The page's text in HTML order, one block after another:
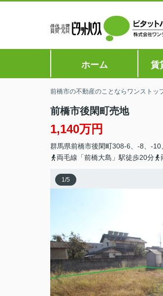
ホーム 賃
前橋市の不動産のことならワンストッ
前橋市後閑町売地
1,140万円
群馬県前橋市後閑町308-6、-8、-10
両毛線「前橋大島」駅徒歩20分
1/5